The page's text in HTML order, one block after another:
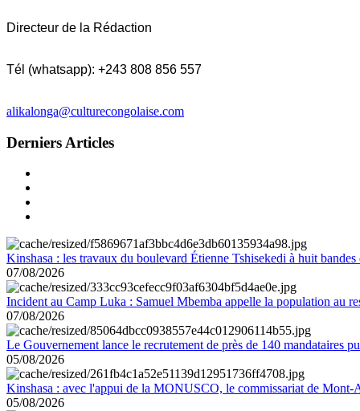
Directeur de la Rédaction
Tél (whatsapp): +243 808 856 557
alikalonga@culturecongolaise.com
Derniers Articles
Kinshasa : les travaux du boulevard Étienne Tshisekedi à huit
07/08/2026
Incident au Camp Luka : Samuel Mbemba appelle la population au
07/08/2026
Le Gouvernement lance le recrutement de près de 140 mandataires
05/08/2026
Kinshasa : avec l'appui de la MONUSCO, le commissariat de Mont-
05/08/2026